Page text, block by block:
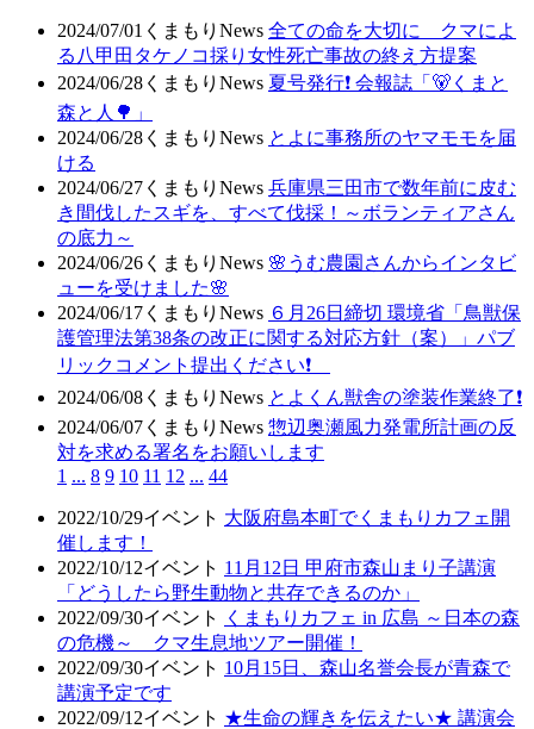
2024/07/01 くまもりNews 全ての命を大切に クマによ
る八甲田タケノコ採り女性死亡事故の終え方提案
2024/06/28 くまもりNews 夏号発行❗️ 会報誌「🐻くまと
森と人🌳」
2024/06/28 くまもりNews とよに事務所のヤマモモを届
ける
2024/06/27 くまもりNews 兵庫県三田市で数年前に皮む
き間伐したスギを、すべて伐採！～ボランティアさん
の底力～
2024/06/26 くまもりNews 🌸うむ農園さんからインタビ
ューを受けました🌸
2024/06/17 くまもりNews ６月26日締切 環境省「鳥獣保
護管理法第38条の改正に関する対応方針（案）」パブ
リックコメント提出ください❗
2024/06/08 くまもりNews とよくん獣舎の塗装作業終了❗
2024/06/07 くまもりNews 惣辺奥瀬風力発電所計画の反
対を求める署名をお願いします
1 ... 8 9 10 11 12 ... 44
2022/10/29イベント 大阪府島本町でくまもりカフェ開
催します！
2022/10/12イベント 11月12日 甲府市森山まり子講演
「どうしたら野生動物と共存できるのか」
2022/09/30イベント
くまもりカフェ in 広島 ～日本の森
の危機～ クマ生息地ツアー開催！
2022/09/30イベント 10月15日、森山名誉会長が青森で
講演予定です
2022/09/12イベント ★生命の輝きを伝えたい★ 講演会